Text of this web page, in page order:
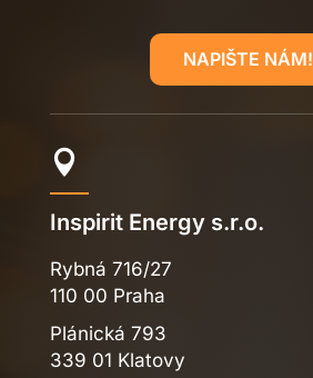
NAPIŠTE NÁM!

Inspirit Energy s.r.o.
Rybná 716/27
110 00 Praha
Plánická 793
339 01 Klatovy